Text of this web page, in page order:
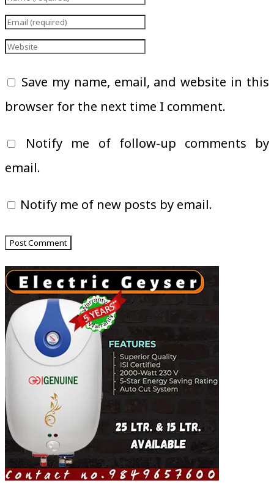
Save my name, email, and website in this
browser for the next time I comment.
Notify me of follow-up comments by
email.
Notify me of new posts by email.